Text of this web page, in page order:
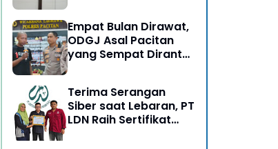
Rehabilitasi
Empat Bulan Dirawat,
ODGJ Asal Pacitan
yang Sempat Dirantai
Terima Serangan
Siber saat Lebaran, PT
LDN Raih Sertifikat